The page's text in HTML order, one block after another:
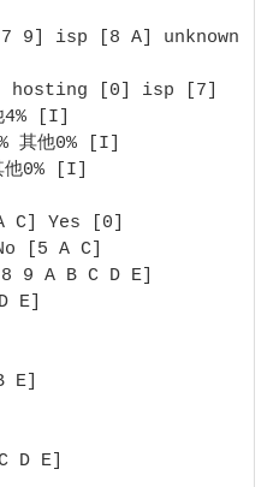
9] isp [8 A] unknown
hosting [0] isp [7]
4% [I]
其他0% [I]
他0% [I]
C] Yes [0]
[5 A C]
9 A B C D E]
E]
E]
D E]